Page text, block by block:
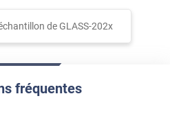
de GLASS-202x
fréquentes